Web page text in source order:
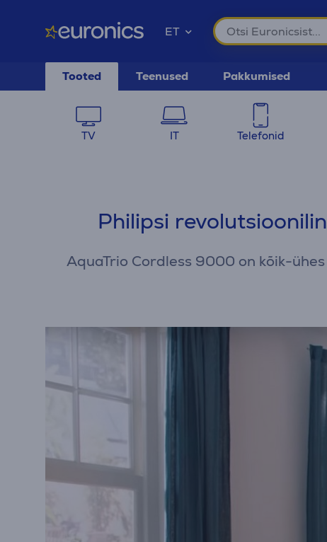
ET
Tooted Teenused Pakkumised
TV IT Telefonid
Philipsi
AquaTrio Cordless 9000 on kõik-